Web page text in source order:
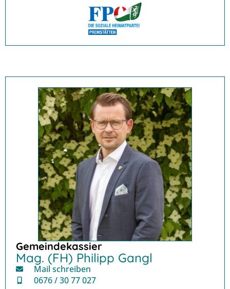
Gemeindekassier
Mag. (FH) Philipp Gangl
Mail schreiben
0676 / 30 77 027